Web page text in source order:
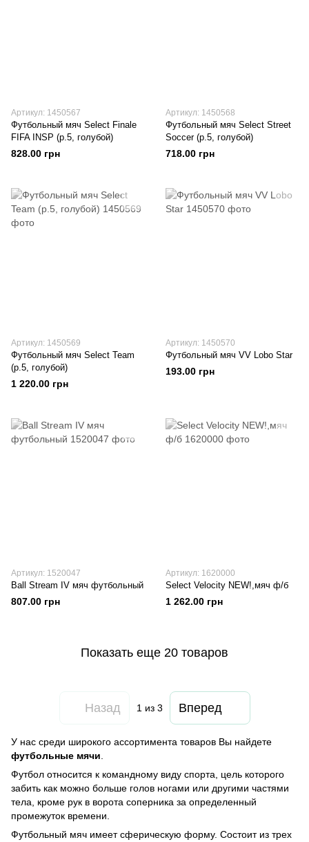
Артикул: 1450567
Футбольный мяч Select Finale
FIFA INSP (р.5, голубой)
828.00 грн
Артикул: 1450568
Футбольный мяч Select Street
Soccer (р.5, голубой)
718.00 грн
Артикул: 1450569
Футбольный мяч Select Team
(р.5, голубой)
1 220.00 грн
Артикул: 1450570
Футбольный мяч VV Lobo Star
193.00 грн
Артикул: 1520047
Ball Stream IV мяч футбольный
807.00 грн
Артикул: 1620000
Select Velocity NEW!,мяч ф/б
1 262.00 грн
Показать еще 20 товаров
Назад 1 из 3 Вперед
У нас среди широкого ассортимента товаров Вы найдете
футбольные мячи
Футбол относится к командному виду спорта, цель которого
забить как можно больше голов ногами или другими частями
тела, кроме рук в ворота соперника за определенный
промежуток времени.
Футбольный мяч имеет сферическую форму. Состоит из трех